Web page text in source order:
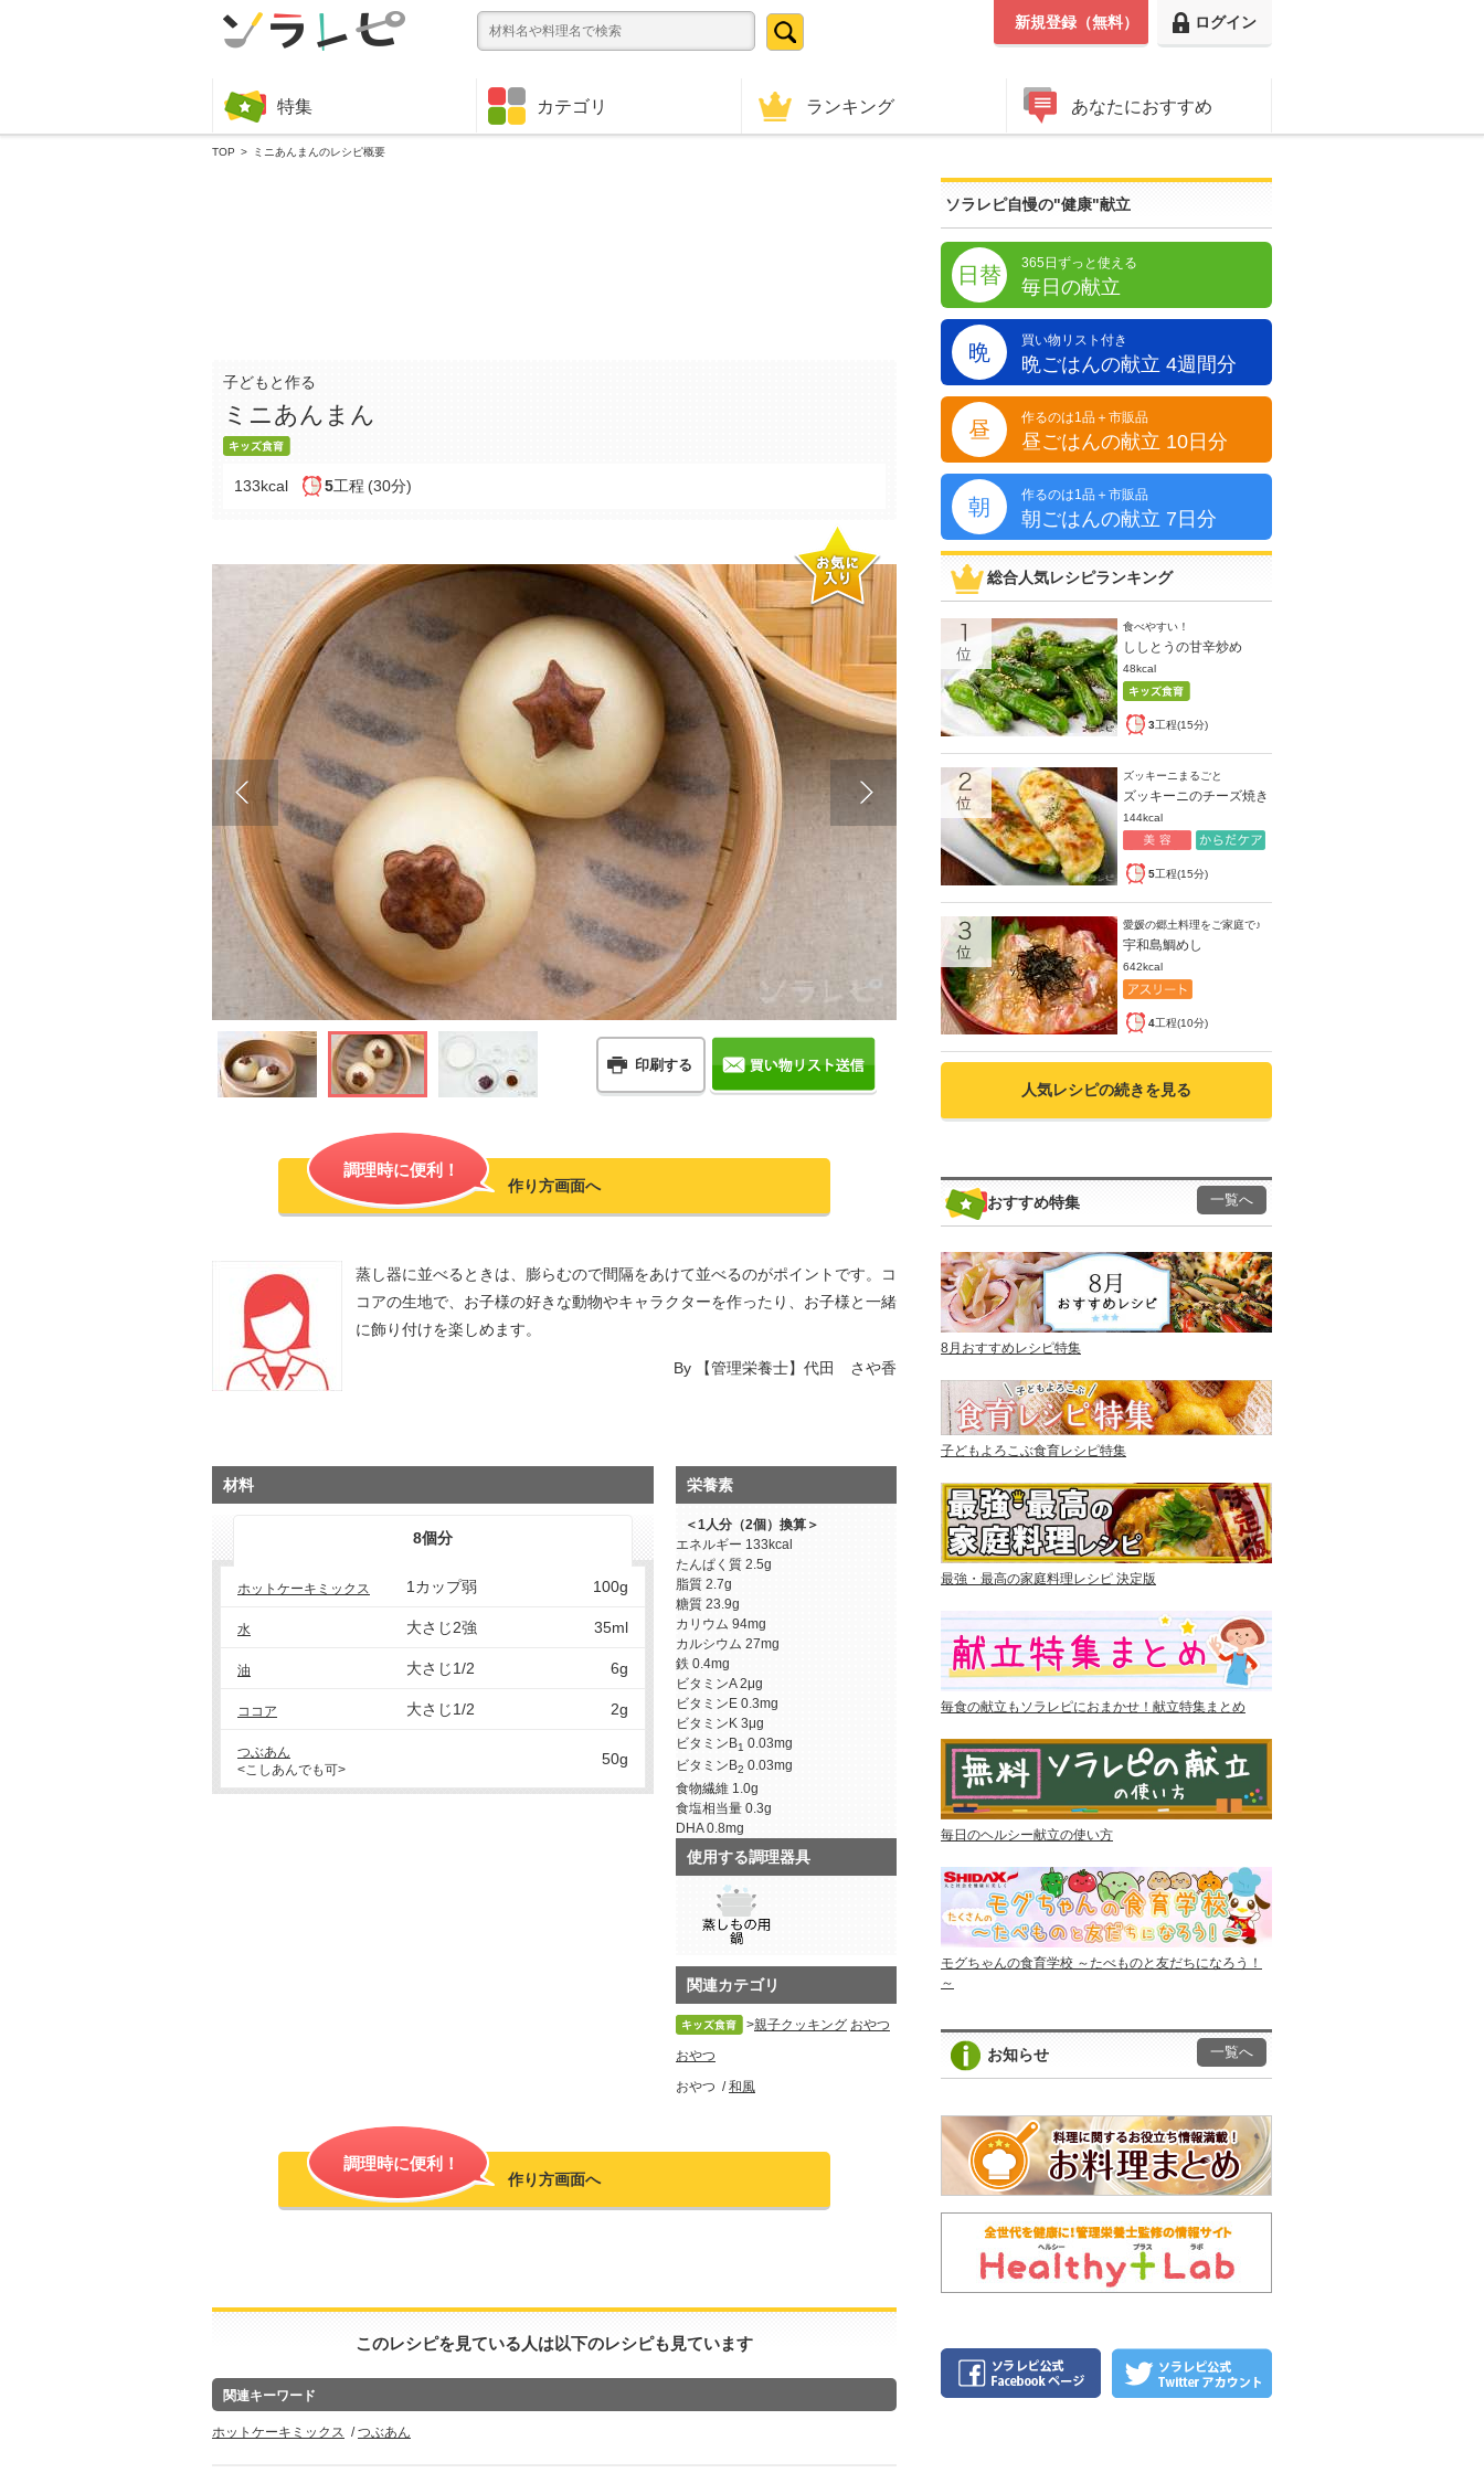
ログイン
新規登録（無料）
特集 カテゴリ ランキング あなたにおすすめ
TOP ミニあんまんのレシピ概要
子どもと作る
ミニあんまん
133kcal 5工程 (30分)
印刷する
調理時に便利！
作り方画面へ
蒸し器に並べるときは、膨らむので間隔をあけて並べるのがポイントです。
コ
コアの生地で、お子様の好きな動物やキャラクターを作ったり
、お子様と一緒
に飾り付けを楽しめます。
By 【管理栄養士】代田 さや香
材料
8個分
ホットケーキミックス 1カップ弱 100g
水 大さじ2強 35ml
油 大さじ1/2 6g
ココア 大さじ1/2 2g
つぶあん
<こしあんでも可>
50g
栄養素
＜1人分（2個）換算＞
エネルギー 133kcal
たんぱく質 2.5g
脂質 2.7g
糖質 23.9g
カリウム 94mg
カルシウム 27mg
鉄 0.4mg
ビタミンA 2μg
ビタミンE 0.3mg
ビタミンK 3μg
ビタミンB1 0.03mg
ビタミンB2 0.03mg
食物繊維 1.0g
食塩相当量 0.3g
DHA 0.8mg
使用する調理器具
関連カテゴリ
親子クッキング おやつ
おやつ
おやつ
和風
調理時に便利！
作り方画面へ
このレシピを見ている人は以下のレシピも見ています
関連キーワード
ホットケーキミックス つぶあん
ソラレピ自慢の"健康"献立
日替 365日ずっと使える
毎日の献立
晩 買い物リスト付き
晩ごはんの献立 4週間分
昼 作るのは1品＋市販品
昼ごはんの献立 10日分
朝 作るのは1品＋市販品
朝ごはんの献立 7日分
総合人気レシピランキング
食べやすい！
ししとうの甘辛炒め
48kcal
3工程(15分)
ズッキーニまるごと
ズッキーニのチーズ焼き
144kcal
5工程(15分)
愛媛の郷土料理をご家庭で♪
宇和島鯛めし
642kcal
4工程(10分)
人気レシピの続きを見る
おすすめ特集 一覧へ
8月おすすめレシピ特集
子どもよろこぶ食育レシピ特集
最強・最高の家庭料理レシピ 決定版
毎食の献立もソラレピにおまかせ！献立特集まとめ
毎日のヘルシー献立の使い方
モグちゃんの食育学校 ～たべものと友だちになろう！
～
お知らせ 一覧へ